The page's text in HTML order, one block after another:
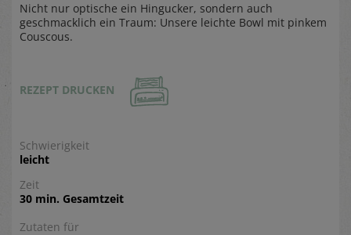
Nicht nur optische ein Hingucker, sondern auch
geschmacklich ein Traum: Unsere leichte Bowl mit pinkem
Couscous.
REZEPT DRUCKEN
Schwierigkeit
leicht
Zeit
30 min. Gesamtzeit
Zutaten für